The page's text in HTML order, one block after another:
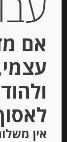
Stockאם
אין